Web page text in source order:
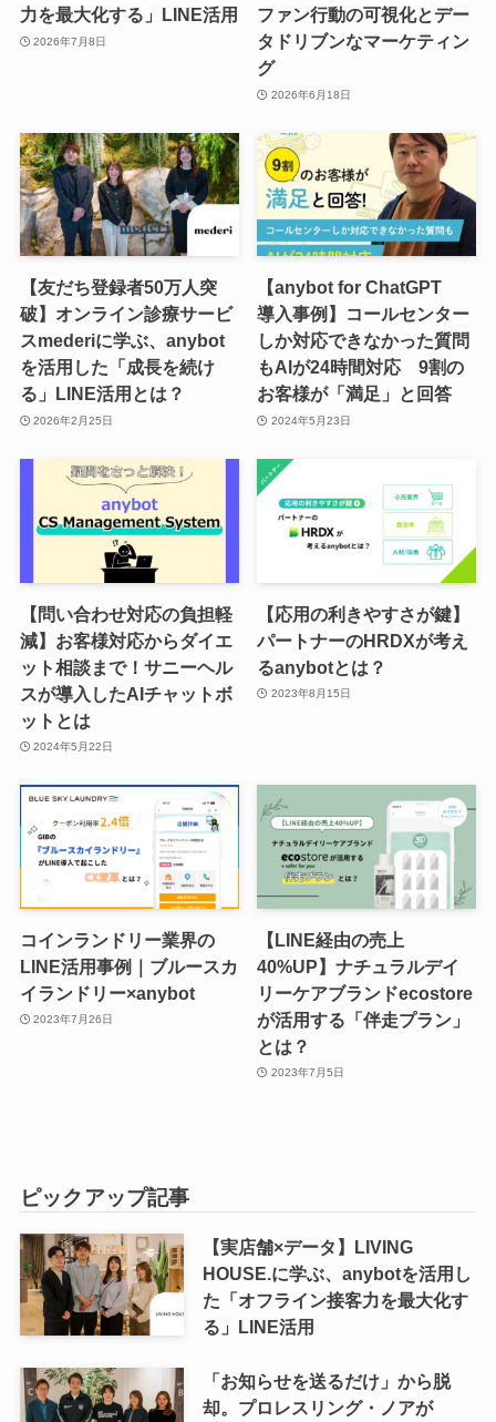
力を最大化する」LINE活用
2026年7月8日
ファン行動の可視化とデー
タドリブンなマーケティン
グ
2026年6月18日
【友だち登録者50万人突
破】オンライン診療サービ
スmederiに学ぶ、anybot
を活用した「成長を続け
る」LINE活用とは？
2026年2月25日
【anybot for ChatGPT
導入事例】コールセンター
しか対応できなかった質問
もAIが24時間対応 9割の
お客様が「満足」と回答
2024年5月23日
【問い合わせ対応の負担軽
減】お客様対応からダイエ
ット相談まで！サニーヘル
スが導入したAIチャットボ
ットとは
2024年5月22日
【応用の利きやすさが鍵】
パートナーのHRDXが考え
るanybotとは？
2023年8月15日
コインランドリー業界の
LINE活用事例｜ブルースカ
イランドリー×anybot
2023年7月26日
【LINE経由の売上
40%UP】ナチュラルデイ
リーケアブランドecostore
が活用する「伴走プラン」
とは？
2023年7月5日
ピックアップ記事
【実店舗×データ】LIVING
HOUSE.に学ぶ、anybotを活用し
た「オフライン接客力を最大化す
る」LINE活用
「お知らせを送るだけ」から脱
却。プロレスリング・ノアが